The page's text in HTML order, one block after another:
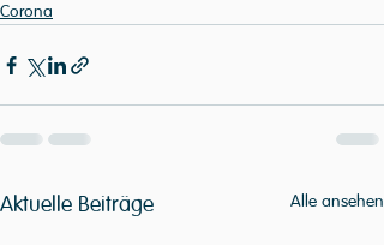
Corona
Aktuelle Beiträge Alle ansehen